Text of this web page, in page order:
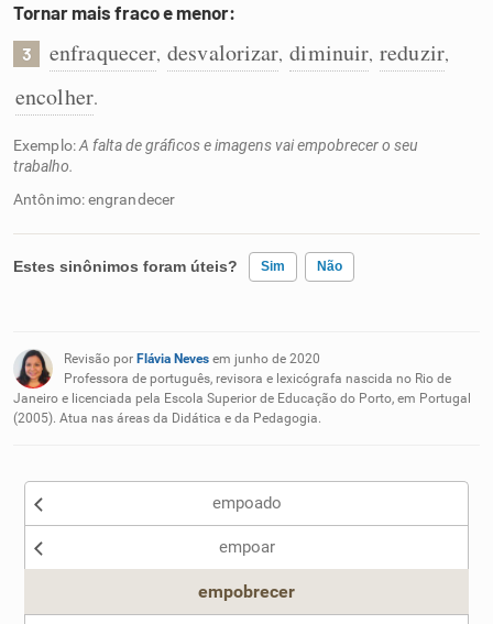
Tornar mais fraco e menor:
3 enfraquecer, desvalorizar, diminuir, reduzir,
encolher.
Exemplo:A falta de gráficos e imagens vai empobrecer o seu
trabalho.
Antônimo: engrandecer
Estes sinônimos foram úteis? Sim Não
Nenhum dos sinônimos apresentados me ajudou
Outro
Revisão por Flávia Neves em junho de 2020
Professora de português, revisora e lexicógrafa nascida no Rio de
Janeiro e licenciada pela Escola Superior de Educação do Porto, em Portugal
(2005). Atua nas áreas da Didática e da Pedagogia.
empoado
empoar
empobrecer